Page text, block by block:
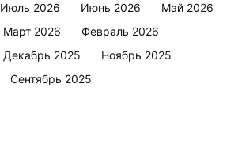
Июль 2026 Июнь 2026
Май 2026
Март 2026
Февраль 2026
Декабрь 2025
Ноябрь 2025
Сентябрь 2025